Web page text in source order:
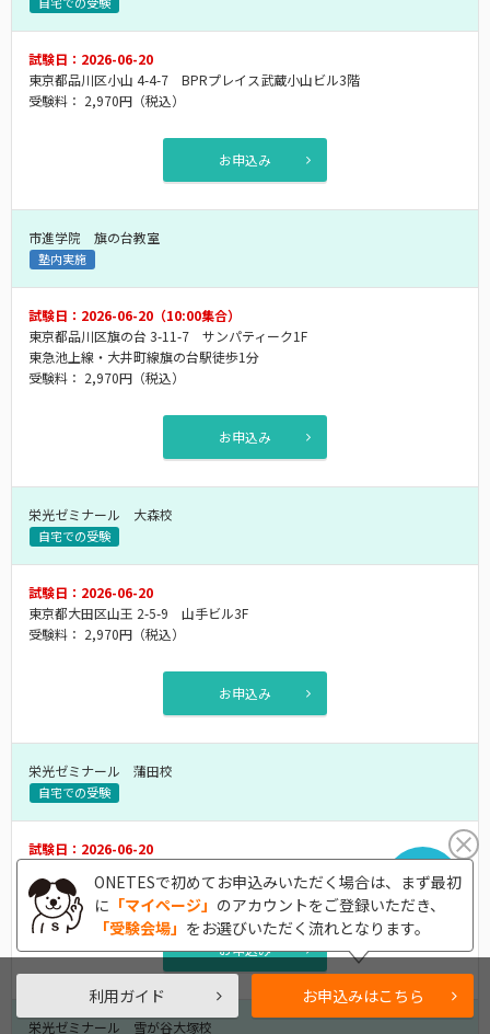
試験日：2026-06-20
東京都品川区小山 4-4-7 BPRプレイス武蔵小山ビル3階
受験料： 2,970円 （税込）
お申込み
市進学院 旗の台教室
塾内実施
試験日：2026-06-20（10:00集合）
東京都品川区旗の台 3-11-7 サンパティーク1F
東急池上線・大井町線旗の台駅徒歩1分
受験料： 2,970円 （税込）
お申込み
栄光ゼミナール 大森校
自宅での受験
試験日：2026-06-20
東京都大田区山王 2-5-9 山手ビル3F
受験料： 2,970円 （税込）
お申込み
栄光ゼミナール 蒲田校
自宅での受験
試験日：2026-06-20
受験料：
2,970円 （税込）
お申込み
栄光ゼミナール 雪が谷大塚校
利用ガイド お申込みはこちら
ONETESで初めてお申込みいただく場合は、まず最初
に 「マイページ」 のアカウントをご登録いただき、
「受験会場」 をお選びいただく流れとなります。